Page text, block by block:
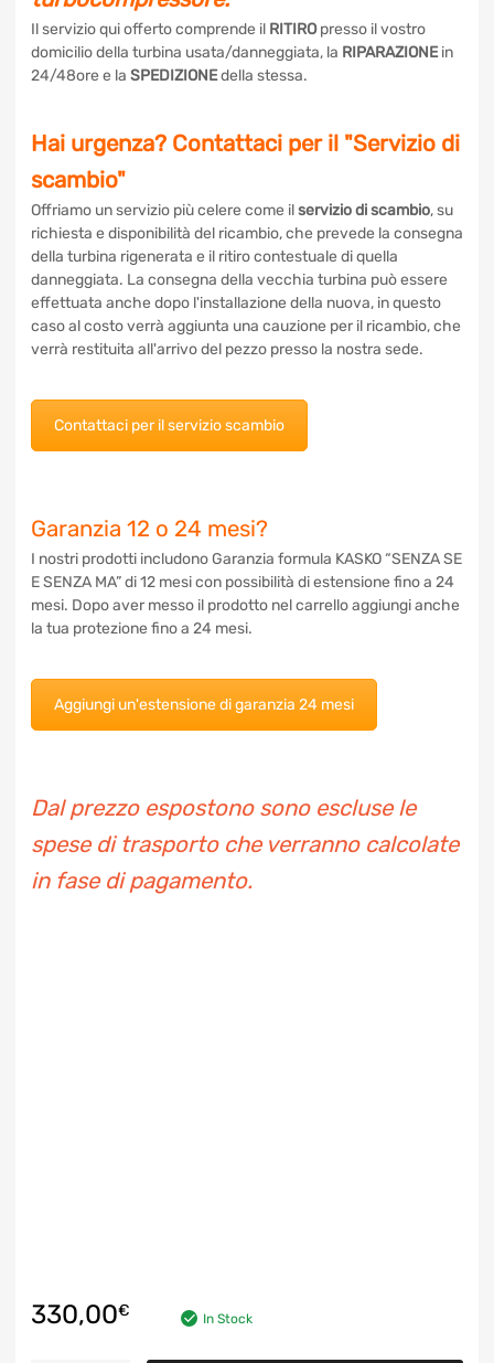
Il servizio qui offerto comprende il RITIROpresso il vostro
domicilio della turbina usata/danneggiata, la RIPARAZIONE
in 24/48ore e laSPEDIZIONEdella stessa.
Hai urgenza? Contattaci per il "Servizio
di scambio"
Offriamo un servizio più celere come ilservizio di scambio,
su richiesta e disponibilità del ricambio, che prevede la
consegna della turbina rigenerata e il ritiro contestuale di
quella danneggiata. La consegna della vecchia turbina può
essere effettuata anche dopo l'installazione della nuova, in
questo caso al costo verrà aggiunta una cauzione per il
ricambio, che verrà restituita all'arrivo del pezzo presso la
Contattaci per il servizio scambio
Garanzia 12 o 24 mesi?
I nostri prodotti includono Garanzia formula KASKO “SENZA
SE E SENZA MA” di 12 mesi con possibilità di estensione fino
a 24 mesi. Dopo aver messo il prodotto nel carrello aggiungi
Aggiungi un'estensione di garanzia 24 mesi
Dal prezzo espostono sono escluse le
spese di trasporto che verranno